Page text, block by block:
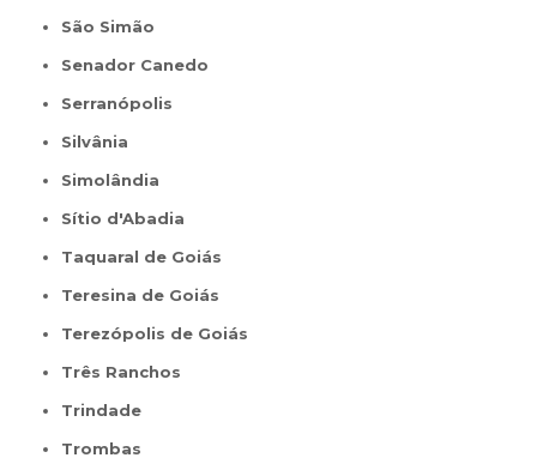
São Simão
Senador Canedo
Serranópolis
Silvânia
Simolândia
Sítio d'Abadia
Taquaral de Goiás
Teresina de Goiás
Terezópolis de Goiás
Três Ranchos
Trindade
Trombas